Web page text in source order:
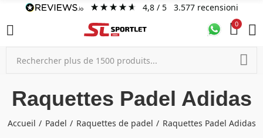
4,8/ 5 3.577 recensioni
0
Raquettes Padel Adidas
Accueil Padel Raquettes de padel Raquettes Padel Adidas